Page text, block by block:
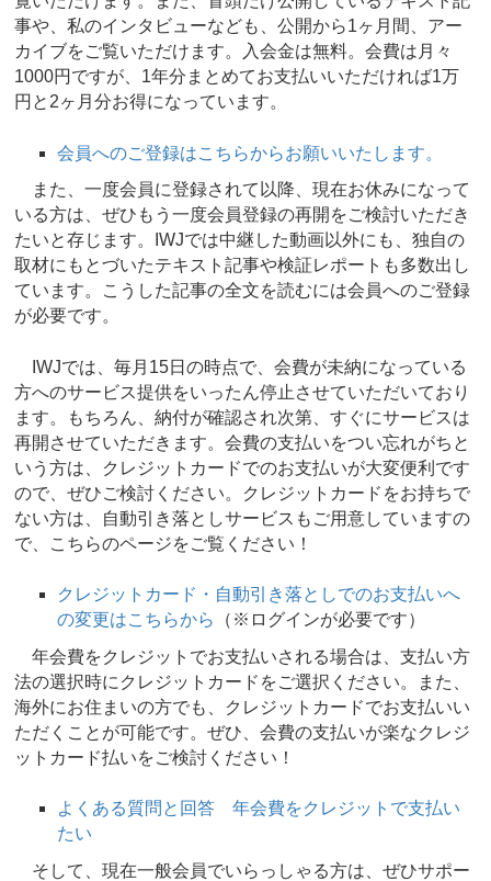
事や、私のインタビューなども、公開から1ヶ月間、アー
カイブをご覧いただけます。入会金は無料。会費は月々
1000円ですが、1年分まとめてお支払いいただければ1万
円と2ヶ月分お得になっています。
会員へのご登録はこちらからお願いいたします。
また、一度会員に登録されて以降、現在お休みになって
いる方は、ぜひもう一度会員登録の再開をご検討いただき
たいと存じます。IWJでは中継した動画以外にも、独自の
取材にもとづいたテキスト記事や検証レポートも多数出し
ています。こうした記事の全文を読むには会員へのご登録
が必要です。
IWJでは、毎月15日の時点で、会費が未納になっている
方へのサービス提供をいったん停止させていただいており
ます。もちろん、納付が確認され次第、すぐにサービスは
再開させていただきます。会費の支払いをつい忘れがちと
いう方は、クレジットカードでのお支払いが大変便利です
ので、ぜひご検討ください。クレジットカードをお持ちで
ない方は、自動引き落としサービスもご用意していますの
で、こちらのページをご覧ください！
クレジットカード・自動引き落としでのお支払いへ
の変更はこちらから
（※ログインが必要です）
年会費をクレジットでお支払いされる場合は、支払い方
法の選択時にクレジットカードをご選択ください。また、
海外にお住まいの方でも、クレジットカードでお支払いい
ただくことが可能です。ぜひ、会費の支払いが楽なクレジ
ットカード払いをご検討ください！
よくある質問と回答 年会費をクレジットで支払い
たい
そして、現在一般会員でいらっしゃる方は、ぜひサポー